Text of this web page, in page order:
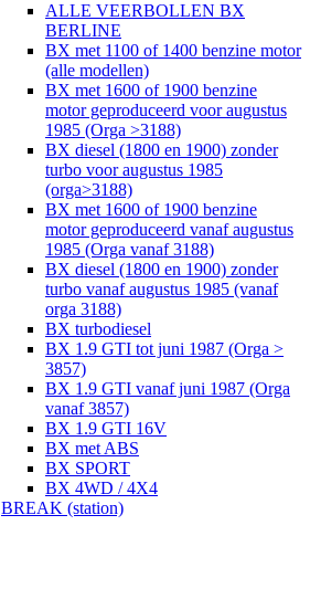
ALLE VEERBOLLEN BX
BERLINE
BX met 1100 of 1400 benzine motor
(alle modellen)
BX met 1600 of 1900 benzine
motor geproduceerd voor augustus
1985 (Orga >3188)
BX diesel (1800 en 1900) zonder
turbo voor augustus 1985
(orga>3188)
BX met 1600 of 1900 benzine
motor geproduceerd vanaf augustus
1985 (Orga vanaf 3188)
BX diesel (1800 en 1900) zonder
turbo vanaf augustus 1985 (vanaf
orga 3188)
BX turbodiesel
BX 1.9 GTI tot juni 1987 (Orga >
3857)
BX 1.9 GTI vanaf juni 1987 (Orga
vanaf 3857)
BX 1.9 GTI 16V
BX met ABS
BX SPORT
BX 4WD / 4X4
BREAK (station)